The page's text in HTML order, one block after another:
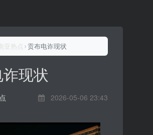
亚热点 贡布电诈现状
现状
2026-05-06 23:43